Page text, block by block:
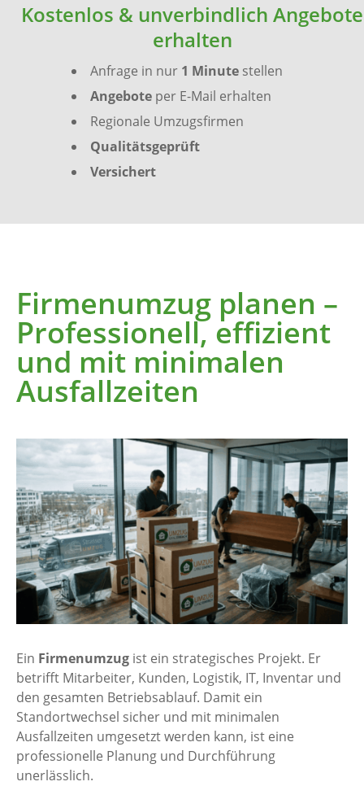
Kostenlos & unverbindlich Angebote
erhalten
Anfrage in nur 1 Minute stellen
Angebote per E-Mail erhalten
Regionale Umzugsfirmen
Qualitätsgeprüft
Versichert
Firmenumzug planen –
Professionell, effizient
und mit minimalen
Ausfallzeiten
Ein Firmenumzug ist ein strategisches Projekt. Er
betrifft Mitarbeiter, Kunden, Logistik, IT, Inventar und
den gesamten Betriebsablauf. Damit ein
Standortwechsel sicher und mit minimalen
Ausfallzeiten umgesetzt werden kann, ist eine
professionelle Planung und Durchführung
unerlässlich.